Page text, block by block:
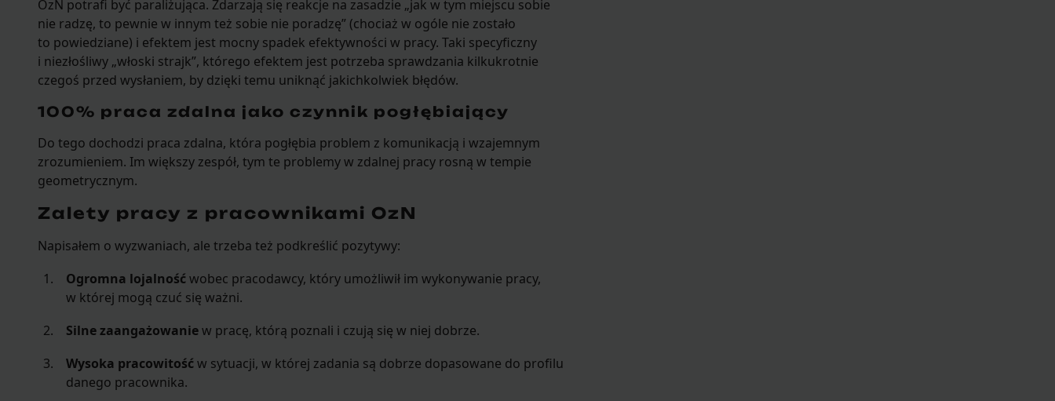
OzN potrafi być paraliżująca. Zdarzają się reakcje na zasadzie „jak w tym miejscu sobie
nie radzę, to pewnie w innym też sobie nie poradzę” (chociaż w ogóle nie zostało
to powiedziane) i efektem jest mocny spadek efektywności w pracy. Taki specyficzny
i niezłośliwy „włoski strajk”, którego efektem jest potrzeba sprawdzania kilkukrotnie
czegoś przed wysłaniem, by dzięki temu uniknąć jakichkolwiek błędów.
100% praca zdalna jako czynnik pogłębiający
Do tego dochodzi praca zdalna, która pogłębia problem z komunikacją i wzajemnym
zrozumieniem. Im większy zespół, tym te problemy w zdalnej pracy rosną w tempie
geometrycznym.
Zalety pracy z pracownikami OzN
Napisałem o wyzwaniach, ale trzeba też podkreślić pozytywy:
Ogromna lojalnośćwobec pracodawcy, który umożliwił im wykonywanie pracy,
w której mogą czuć się ważni.
Silne zaangażowaniew pracę, którą poznali i czują się w niej dobrze.
Wysoka pracowitośćw sytuacji, w której zadania są dobrze dopasowane do profilu
danego pracownika.